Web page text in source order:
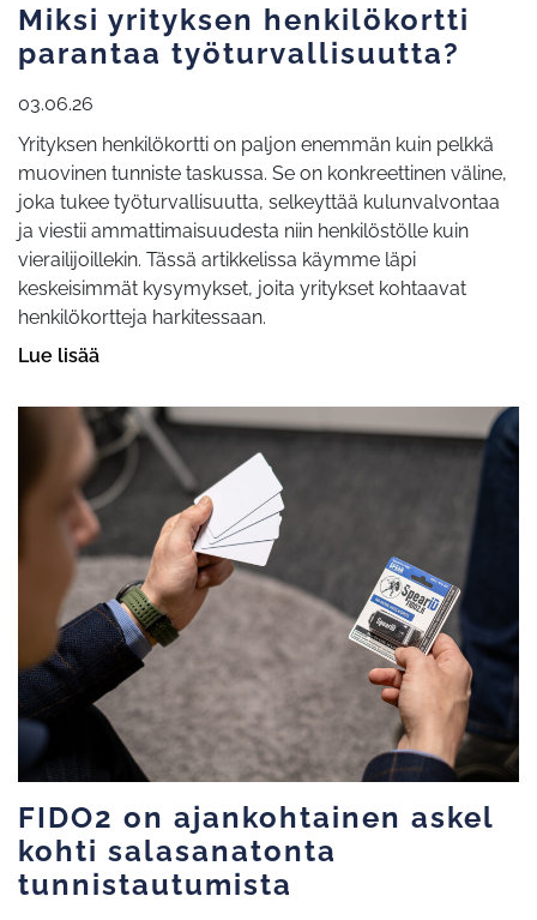
Miksi yrityksen henkilökortti
parantaa työturvallisuutta?
03.06.26
Yrityksen henkilökortti on paljon enemmän kuin pelkkä
muovinen tunniste taskussa. Se on konkreettinen väline,
joka tukee työturvallisuutta, selkeyttää kulunvalvontaa
ja viestii ammattimaisuudesta niin henkilöstölle kuin
vierailijoillekin. Tässä artikkelissa käymme läpi
keskeisimmät kysymykset, joita yritykset kohtaavat
henkilökortteja harkitessaan.
Lue lisää
FIDO2 on ajankohtainen askel
kohti salasanatonta
tunnistautumista